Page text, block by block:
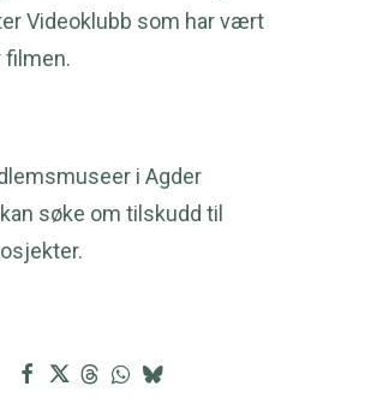
Videoklubb som har vært
filmen.
i Agder
søke om tilskudd til